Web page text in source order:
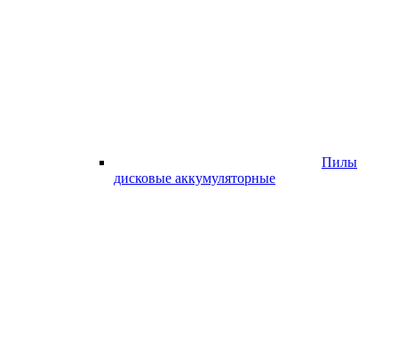
Пилы
дисковые аккумуляторные